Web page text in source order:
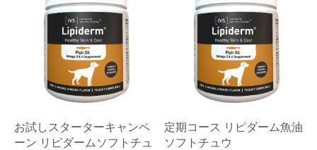
お試しスターターキャンペ
ーン リピダームソフトチュ
定期コース リピダーム魚油
ソフトチュウ